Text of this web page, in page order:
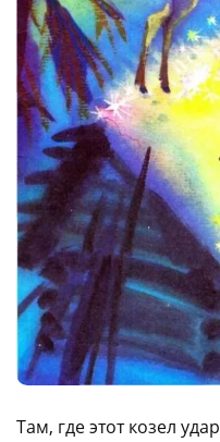
Там, где этот козел